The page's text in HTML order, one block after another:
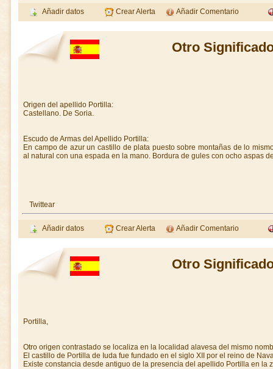
Añadir datos Crear Alerta Añadir Comentario
Otro
Origen del apellido Portilla:
Castellano. De Soria.
Escudo de Armas del Apellido Portilla:
En campo de azur un castillo de plata puesto sobre montañas de lo
al natural con una espada en la mano. Bordura de gules con ocho aspas
Twittear
Añadir datos Crear Alerta Añadir Comentario
Otro
Portilla,
Otro origen contrastado se localiza en la localidad alavesa del mismo
El castillo de Portilla de Iuda fue fundado en el siglo XII por el reino de
Existe constancia desde antiguo de la presencia del apellido Portilla en la